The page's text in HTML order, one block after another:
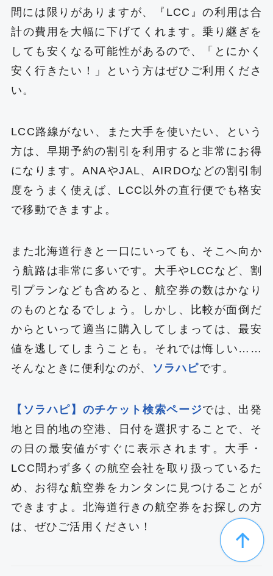
間には限りがありますが、『LCC』の利用は合
計の費用を大幅に下げてくれます。乗り継ぎを
しても安くなる可能性があるので、「とにかく
安く行きたい！」という方はぜひご利用くださ
い。
LCC路線がない、また大手を使いたい、という
方は、早期予約の割引を利用すると非常にお得
になります。ANAやJAL、AIRDOなどの割引制
度をうまく使えば、LCC以外の直行便でも格安
で移動できますよ。
また北海道行きと一口にいっても、そこへ向か
う航路は非常に多いです。大手やLCCなど、割
引プランなども含めると、航空券の数はかなり
のものとなるでしょう。しかし、比較が面倒だ
からといって適当に購入してしまっては、最安
値を逃してしまうことも。それでは悔しい……
そんなときに便利なのが、
ソラハピです。
【ソラハピ】のチケット検索ページでは、出発
地と目的地の空港、日付を選択することで、そ
の日の最安値がすぐに表示されます。大手・
LCC問わず多くの航空会社を取り扱っているた
め、お得な航空券をカンタンに見つけることが
できますよ。北海道行きの航空券をお探しの方
は、ぜひご活用ください！